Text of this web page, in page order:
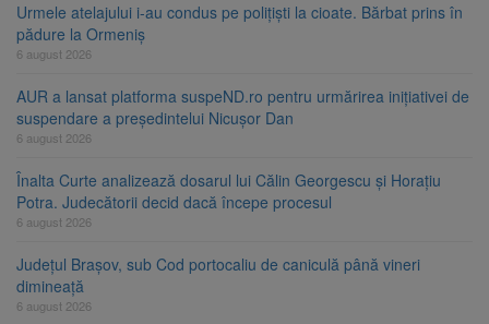
Urmele atelajului i-au condus pe polițiști la cioate. Bărbat prins în
pădure la Ormeniș
6 august 2026
AUR a lansat platforma suspeND.ro pentru urmărirea inițiativei de
suspendare a președintelui Nicușor Dan
6 august 2026
Înalta Curte analizează dosarul lui Călin Georgescu și Horațiu
Potra. Judecătorii decid dacă începe procesul
6 august 2026
Județul Brașov, sub Cod portocaliu de caniculă până vineri
dimineață
6 august 2026